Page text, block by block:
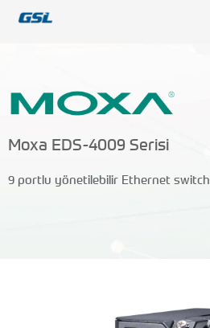
Moxa EDS-4009 Serisi
9 portlu yönetilebilir Ethernet switch